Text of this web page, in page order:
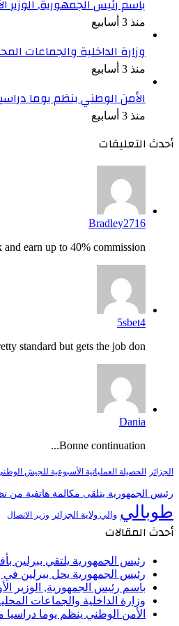
باسم رئيس الجمهورية, الوزير
منذ 3 أسابيع
وزارة الداخلية والجماعات
منذ 3 أسابيع
الأمن الوطني ينظم يوما
منذ 3 أسابيع
أحدث التعليقات
Bradley2716
earn up to 40% commission!...
5sbet4
standard but gets the job don...
Dania
Bonne continuation...
الجزائر الحصيلة العملياتية الأسبوعية للجيش
رئيس الجمهورية يتلقى مكالمة هاتفية من
طوبالي والي ولاية الجزائر وزير الاتصال
أحدث المقالات
رئيس الجمهورية يلتقي ببرلين
رئيس الجمهورية يحل ببرلين في
باسم رئيس الجمهورية, الوزير
وزارة الداخلية والجماعات
الأمن الوطني ينظم يوما